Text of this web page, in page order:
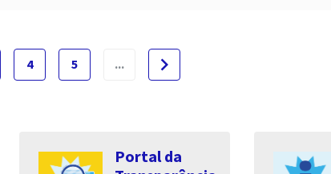
4 5 ... navigate_next
Portal da